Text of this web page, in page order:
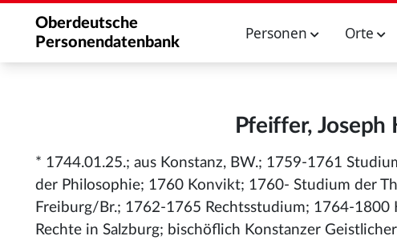
Oberdeutsche
Personendatenbank
Personen Orte
Pfeiffer,
* 1744.01.25.; aus Konstanz, BW.; 1759-1761
der Philosophie; 1760 Konvikt; 1760- Studium der
Freiburg/Br.; 1762-1765 Rechtsstudium; 1764-
Rechte in Salzburg; bischöflich Konstanzer